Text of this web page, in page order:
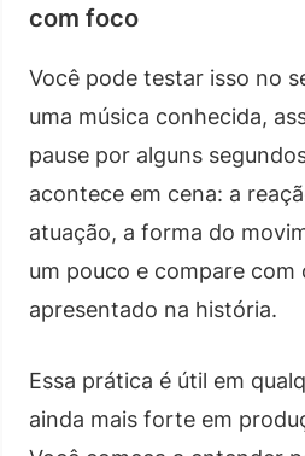
com foco
Você pode testar isso no
uma música conhecida,
pause por alguns
acontece em cena: a
atuação, a forma do
um pouco e compare com
apresentado na história.
Essa prática é útil em
ainda mais forte em